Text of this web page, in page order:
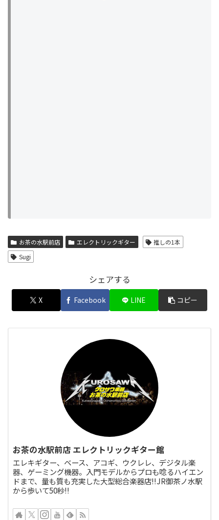
お茶の水駅前店 エレクトリックギター
推しの1本
Sugi
シェアする
X Facebook LINE コピー
お茶の水駅前店 エレクトリックギター館
エレキギター、ベース、アコギ、ウクレレ、デジタル楽
器、ゲーミング機器。入門モデルからプロも唸るハイエン
ドまで、量も質も充実した大型総合楽器店!!JR御茶ノ水駅
から歩いて50秒!!